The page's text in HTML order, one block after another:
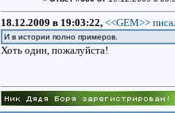
18.12.2009 в 19:03:22, <<GEM>>
И в истории полно примеров.
Хоть один, пожалуйста!